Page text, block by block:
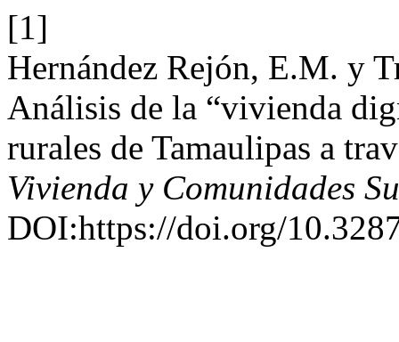
[1]
Hernández Rejón, E.M. y
Análisis de la “vivienda
rurales de Tamaulipas a
Vivienda y Comunidades
DOI:https://doi.org/